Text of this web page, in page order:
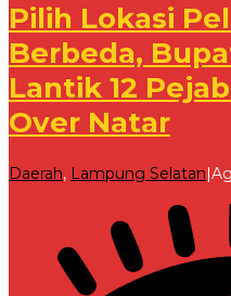
Pilih Lokasi
Berbeda,
Lantik 12
Over Natar
Daerah, Lampung Selatan|